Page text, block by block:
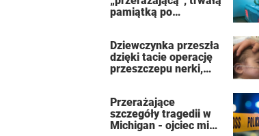
pamiątką po
Dziewczynka przeszła
dzięki tacie operację
przeszczepu nerki,
Przerażające
szczegóły tragedii w
Michigan - ojciec miał